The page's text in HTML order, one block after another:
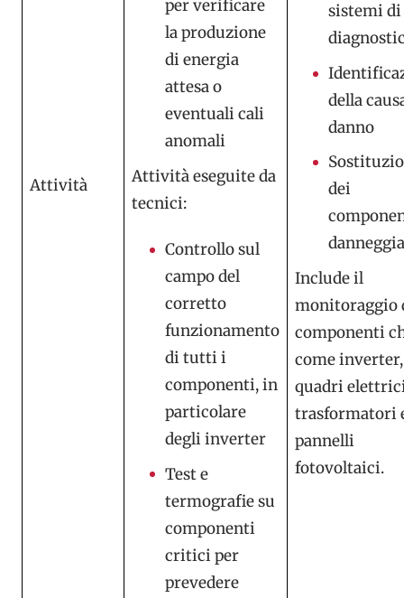
Attività
per verificare
la produzione
di energia
attesa o
eventuali cali
anomali
Attività eseguite da
tecnici:
Controllo sul
campo del
corretto
funzionamento
di tutti i
componenti, in
particolare
degli inverter
Test e
termografie su
componenti
critici per
prevedere
sistemi di
della
danno
dei
Include il
monitoraggio
componenti
come inverter,
quadri
trasformatori
pannelli
fotovoltaici.